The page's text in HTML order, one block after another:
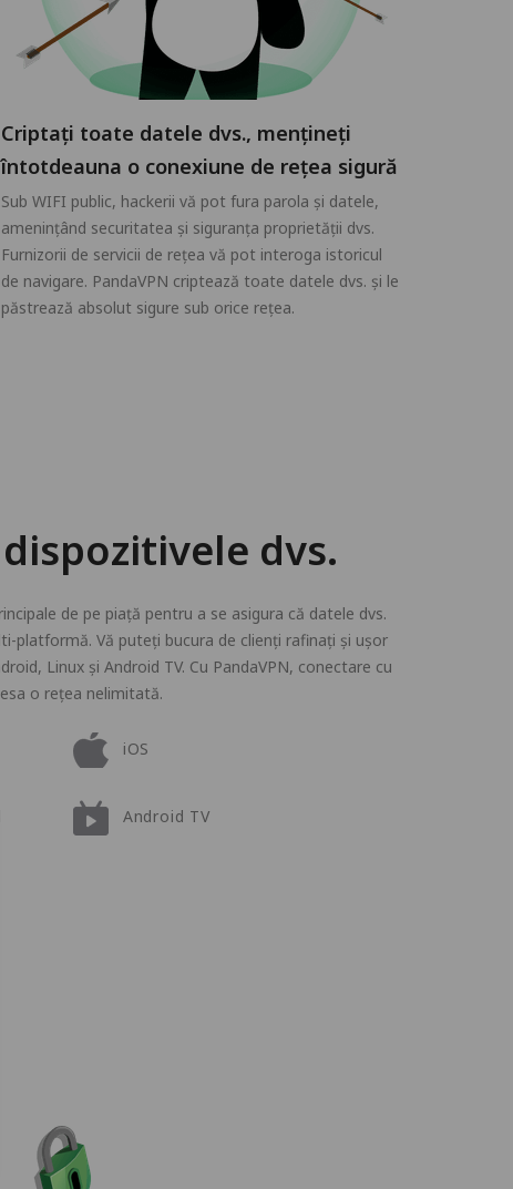
Criptați toate datele dvs., mențineți
întotdeauna o conexiune de rețea sigură
Sub WIFI public, hackerii vă pot fura parola și datele,
amenințând securitatea și siguranța proprietății dvs.
Furnizorii de servicii de rețea vă pot interoga istoricul
de navigare. PandaVPN criptează toate datele dvs. și le
păstrează absolut sigure sub orice rețea.
dvs.
de pe piață pentru a se asigura că datele dvs.
platformă. Vă puteți bucura de clienți rafinați și ușor
Linux și Android TV. Cu PandaVPN, conectare cu
o rețea nelimitată.
iOS
Android TV